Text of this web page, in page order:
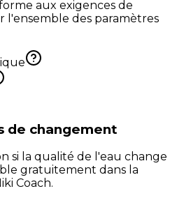
aux exigences de
des paramètres
de changement
si la qualité de l'eau change
gratuitement dans la
Coach.